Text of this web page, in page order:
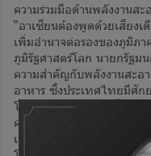
ความร่วมมือด้านพลังงานส
“อาเซียนต้องพูดด้วยเสียงเ
เพิ่มอำนาจต่อรองของภูมิภ
ภูมิรัฐศาสตร์โลก นายกรัฐม
ความสำคัญกับพลังงานสะอ
อาหาร ซึ่งประเทศไทยมีศั
โดยไทยสามารถก้าวขึ้นเป็
ความร่วมมือเหล่านี้ เพื่อเสริ
เศรษฐกิจให้กับทั้งภูมิภาค น